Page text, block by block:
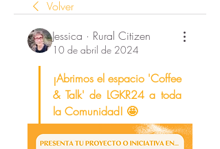
Volver
Jessica · Rural Citizen
10 de abril de 2024
¡Abrimos el espacio 'Coffee
& Talk' de LGKR24 a toda
la Comunidad! 🤩